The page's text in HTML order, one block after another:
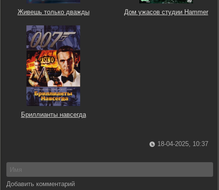
Живешь только дважды Дом ужасов студии Hammer
Бриллианты навсегда
18-04-2025, 10:37
Добавить комментарий